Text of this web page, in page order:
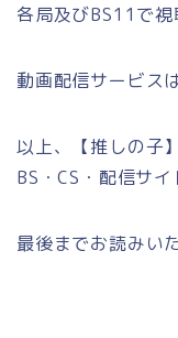
各局及びBS11で視
動画配信サービス
以上、【推しの子
BS・CS・配信サ
最後までお読みい